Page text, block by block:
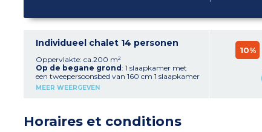
Individueel chalet 14 personen
Oppervlakte: ca.200 m²
Op de begane grond: 1 slaapkamer met
een tweepersoonsbed van 160 cm 1 slaapkamer
met een stapelbed 1 doucheruimte en een toilet
woonkamer met open haard, ontspannende
gezelschapsspelen, Tv-lounge, DVD, HIFI, Wifi
MEER WEERGEVEN
10%
Horaires et conditions